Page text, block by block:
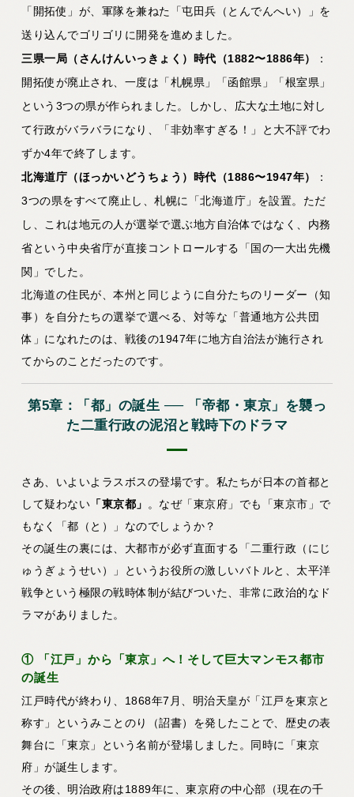
「開拓使」が、軍隊を兼ねた「屯田兵（とんでんへい）」を
送り込んでゴリゴリに開発を進めました。
三県一局（さんけんいっきょく）時代（1882〜1886年）
：
開拓使が廃止され、一度は「札幌県」「函館県」「根室県」
という3つの県が作られました。しかし、広大な土地に対し
て行政がバラバラになり、「非効率すぎる！」と大不評でわ
ずか4年で終了します。
北海道庁（ほっかいどうちょう）時代（1886〜1947年）
：
3つの県をすべて廃止し、札幌に「北海道庁」を設置。ただ
し、これは地元の人が選挙で選ぶ地方自治体ではなく、内務
省という中央省庁が直接コントロールする「国の一大出先機
関」でした。
北海道の住民が、本州と同じように自分たちのリーダー（知
事）を自分たちの選挙で選べる、対等な「普通地方公共団
体」になれたのは、戦後の1947年に地方自治法が施行され
てからのことだったのです。
第5章：「都」の誕生 ── 「帝都・東京」を襲っ
た二重行政の泥沼と戦時下のドラマ
さあ、いよいよラスボスの登場です。私たちが日本の首都と
して疑わない 「東京都」
。なぜ「東京府」でも「東京市」で
もなく「都（と）」なのでしょうか？
その誕生の裏には、大都市が必ず直面する「二重行政（にじ
ゅうぎょうせい）」というお役所の激しいバトルと、太平洋
戦争という極限の戦時体制が結びついた、非常に政治的なド
ラマがありました。
① 「江戸」から「東京」へ！そして巨大マンモス都市
の誕生
江戸時代が終わり、1868年7月、明治天皇が「江戸を東京と
称す」というみことのり（詔書）を発したことで、歴史の表
舞台に「東京」という名前が登場しました。同時に「東京
府」が誕生します。
その後、明治政府は1889年に、東京府の中心部（現在の千